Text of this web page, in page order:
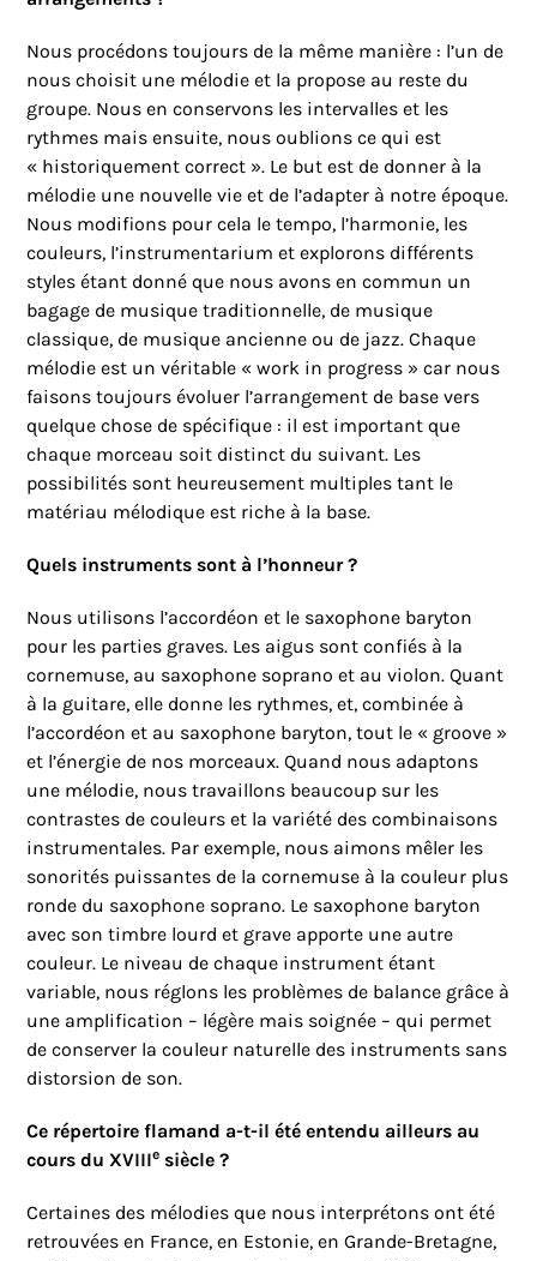
Nous procédons toujours de la même manière : l’un de
nous choisit une mélodie et la propose au reste du
groupe. Nous en conservons les intervalles et les
rythmes mais ensuite, nous oublions ce qui est
« historiquement correct ». Le but est de donner à la
mélodie une nouvelle vie et de l’adapter à notre époque.
Nous modifions pour cela le tempo, l’harmonie, les
couleurs, l’instrumentarium et explorons différents
styles étant donné que nous avons en commun un
bagage de musique traditionnelle, de musique
classique, de musique ancienne ou de jazz. Chaque
mélodie est un véritable « work in progress » car nous
faisons toujours évoluer l’arrangement de base vers
quelque chose de spécifique : il est important que
chaque morceau soit distinct du suivant. Les
possibilités sont heureusement multiples tant le
matériau mélodique est riche à la base.
Quels instruments sont à l’honneur ?
Nous utilisons l’accordéon et le saxophone baryton
pour les parties graves. Les aigus sont confiés à la
cornemuse, au saxophone soprano et au violon. Quant
à la guitare, elle donne les rythmes, et, combinée à
l’accordéon et au saxophone baryton, tout le « groove »
et l’énergie de nos morceaux. Quand nous adaptons
une mélodie, nous travaillons beaucoup sur les
contrastes de couleurs et la variété des combinaisons
instrumentales. Par exemple, nous aimons mêler les
sonorités puissantes de la cornemuse à la couleur plus
ronde du saxophone soprano. Le saxophone baryton
avec son timbre lourd et grave apporte une autre
couleur. Le niveau de chaque instrument étant
variable, nous réglons les problèmes de balance grâce à
une amplification – légère mais soignée – qui permet
de conserver la couleur naturelle des instruments sans
distorsion de son.
Ce répertoire flamand a-t-il été entendu ailleurs au
cours du XVIIIe siècle ?
Certaines des mélodies que nous interprétons ont été
retrouvées en France, en Estonie, en Grande-Bretagne,